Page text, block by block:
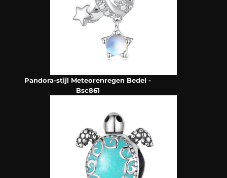
Pandora-stijl Meteorenregen Bedel -
Bsc861